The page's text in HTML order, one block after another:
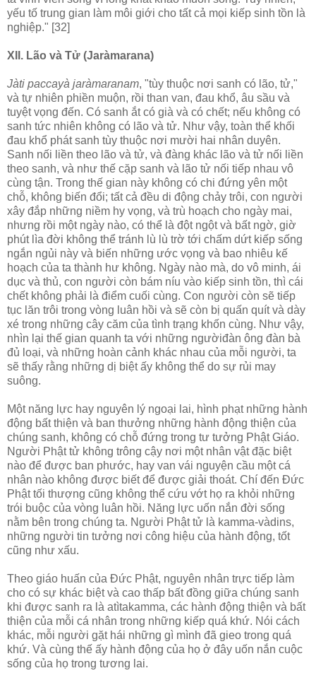
yếu tố trung gian làm môi giới cho tất cả mọi kiếp sinh tồn là
nghiệp." [32]
XII. Lão và Tử (Jaràmarana)
Jàti paccayà jaràmaranam, "tùy thuộc nơi sanh có lão, tử,"
và tự nhiên phiền muộn, rồi than van, đau khổ, âu sầu và
tuyệt vọng đến. Có sanh ắt có già và có chết; nếu không có
sanh tức nhiên không có lão và tử. Như vậy, toàn thể khối
đau khổ phát sanh tùy thuộc nơi mười hai nhân duyên.
Sanh nối liền theo lão và tử, và đàng khác lão và tử nối liền
theo sanh, và như thế cặp sanh và lão tử nối tiếp nhau vô
cùng tận. Trong thế gian này không có chi đứng yên một
chỗ, không biến đổi; tất cả đều di động chảy trôi, con người
xây đắp những niềm hy vọng, và trù hoạch cho ngày mai,
nhưng rồi một ngày nào, có thể là đột ngột và bất ngờ, giờ
phút lìa đời không thể tránh lù lù trờ tới chấm dứt kiếp sống
ngắn ngủi này và biến những ước vọng và bao nhiêu kế
hoạch của ta thành hư không. Ngày nào mà, do vô minh, ái
dục và thủ, con người còn bám níu vào kiếp sinh tồn, thì cái
chết không phải là điểm cuối cùng. Con người còn sẽ tiếp
tục lăn trôi trong vòng luân hồi và sẽ còn bị quấn quít và dày
xé trong những cây căm của tình trạng khốn cùng. Như vậy,
nhìn lại thế gian quanh ta với những ngườiđàn ông đàn bà
đủ loại, và những hoàn cảnh khác nhau của mỗi người, ta
sẽ thấy rằng những dị biệt ấy không thể do sự rủi may
suông.
Một năng lực hay nguyên lý ngoại lai, hình phạt những hành
động bất thiện và ban thưởng những hành động thiện của
chúng sanh, không có chỗ đứng trong tư tưởng Phật Giáo.
Người Phật tử không trông cậy nơi một nhân vật đặc biệt
nào để được ban phước, hay van vái nguyện cầu một cá
nhân nào không được biết để được giải thoát. Chí đến Ðức
Phật tối thượng cũng không thể cứu vớt họ ra khỏi những
trói buộc của vòng luân hồi. Năng lực uốn nắn đời sống
nằm bên trong chúng ta. Người Phật tử là kamma-vàdins,
những người tin tưởng nơi công hiệu của hành động, tốt
cũng như xấu.
Theo giáo huấn của Ðức Phật, nguyên nhân trực tiếp làm
cho có sự khác biệt và cao thấp bất đồng giữa chúng sanh
khi được sanh ra là atìtakamma, các hành động thiện và bất
thiện của mỗi cá nhân trong những kiếp quá khứ. Nói cách
khác, mỗi người gặt hái những gì mình đã gieo trong quá
khứ. Và cùng thế ấy hành động của họ ở đây uốn nắn cuộc
sống của họ trong tương lai.